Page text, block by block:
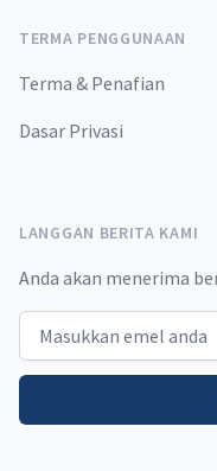
TERMA PENGGUNAAN
Terma & Penafian
Dasar Privasi
LANGGAN BERITA KAMI
Anda akan menerima
Email address